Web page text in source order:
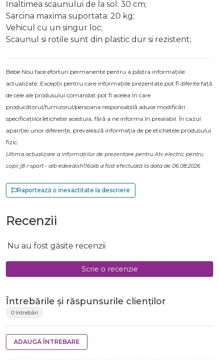
Inaltimea scaunului de la sol: 30 cm;
Sarcina maxima suportata: 20 kg;
Vehicul cu un singur loc;
Scaunul si rotile sunt din plastic dur si rezistent;
Bebe Nou face eforturi permanente pentru a păstra informațiile
actualizate. Excepții pentru care informațiile prezentate pot fi diferite față
de cele ale produsului comandat pot fi acelea în care
producătorul/furnizorul/persoana responsabilă aduce modificări
specificațiilor/etichetei acestuia, fără a ne informa în prealabil. În cazul
apariției unor diferențe, prevalează informația de pe etichetele produsului
fizic.
Ultima actualizare a informațiilor de prezentare pentru Atv electric pentru
copii j8 r-sport - alb edeedixh116alb a fost efectuată la data de 06.08.2026
Raportează o inexactitate la descriere
Recenzii
Nu au fost găsite recenzii
Scrie o recenzie
Întrebările și răspunsurile clienților
0 întrebări
ADAUGĂ ÎNTREBARE